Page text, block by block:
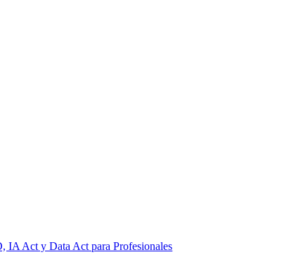
IA Act y Data Act para Profesionales